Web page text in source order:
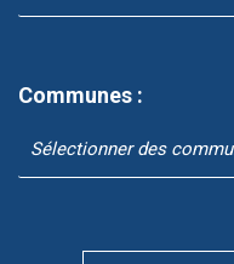
Communes :